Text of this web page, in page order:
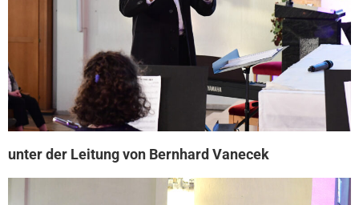
unter der Leitung von Bernhard Vanecek